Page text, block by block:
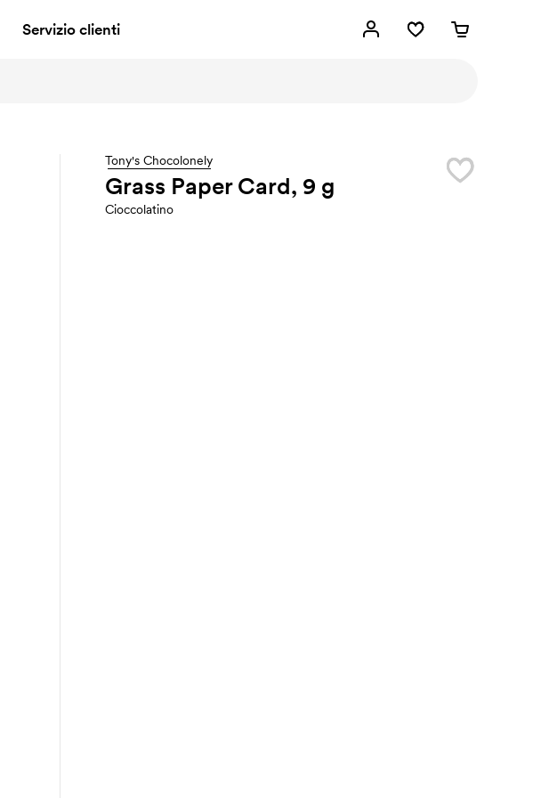
Servizio clienti
Tony's Chocolonely
Grass Paper Card, 9 g
Cioccolatino